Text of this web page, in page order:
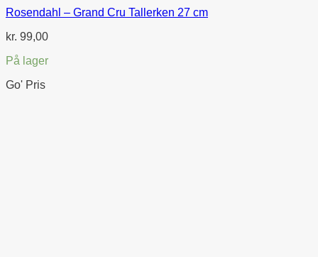
Rosendahl – Grand Cru Tallerken 27 cm
kr. 99,00
På lager
Go' Pris